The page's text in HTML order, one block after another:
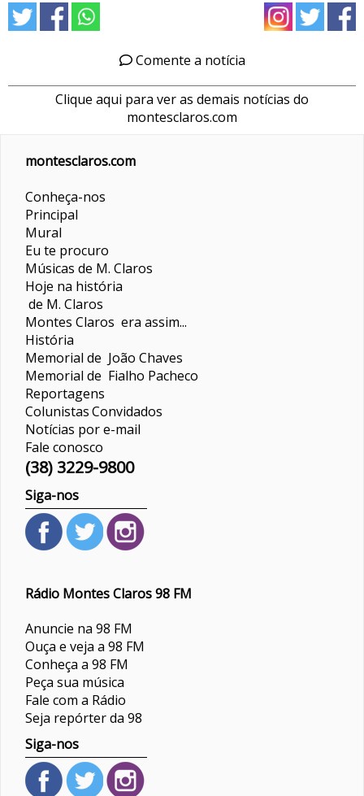
Comente a notícia
Clique aqui para ver as demais notícias do
montesclaros.com
montesclaros.com
Conheça-nos
Principal
Mural
Eu te procuro
Músicas de M. Claros
Hoje na história
de M. Claros
Montes Claros era assim...
História
Memorial de João Chaves
Memorial de Fialho Pacheco
Reportagens
ColunistasConvidados
Notícias por e-mail
Fale conosco
(38) 3229-9800
Siga-nos
Rádio Montes Claros 98 FM
Anuncie na 98 FM
Ouça e veja a 98 FM
Conheça a 98 FM
Peça sua música
Fale com a Rádio
Seja repórter da 98
Siga-nos